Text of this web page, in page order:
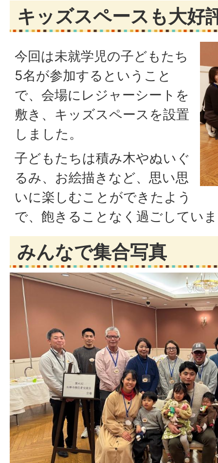
キッズスペースも大好
今回は未就学児の子どもたち
5名が参加するということ
で、会場にレジャーシートを
敷き、キッズスペースを設置
しました。
子どもたちは積み木やぬいぐ
るみ、お絵描きなど、思い思
いに楽しむことができたよう
で、飽きることなく過ごしてい
みんなで集合写真